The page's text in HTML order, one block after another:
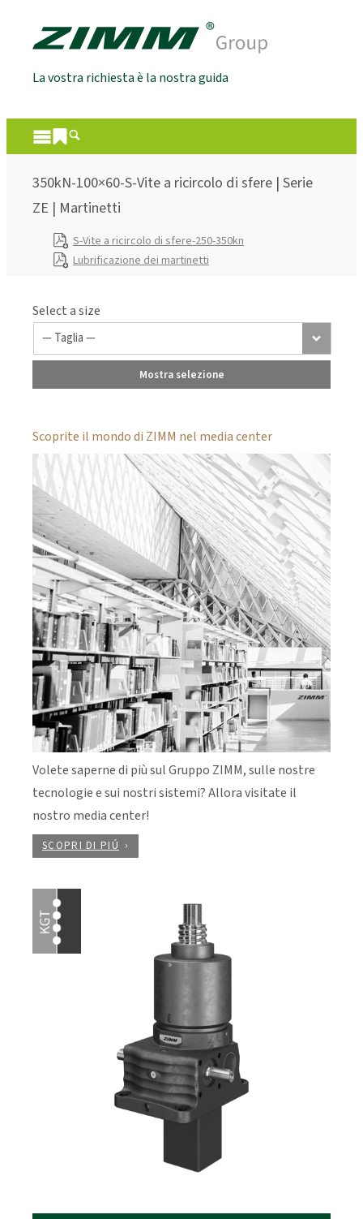
La vostra richiesta è la nostra guida
350kN-100×60-S-Vite a ricircolo di sfere | Serie
ZE | Martinetti
S-Vite a ricircolo di sfere-250-350kn
Lubrificazione dei martinetti
Select a size
Mostra selezione
Scoprite il mondo di ZIMM nel media center
Volete saperne di più sul Gruppo ZIMM, sulle nostre
tecnologie e sui nostri sistemi? Allora visitate il
nostro media center!
SCOPRI DI PIÚ